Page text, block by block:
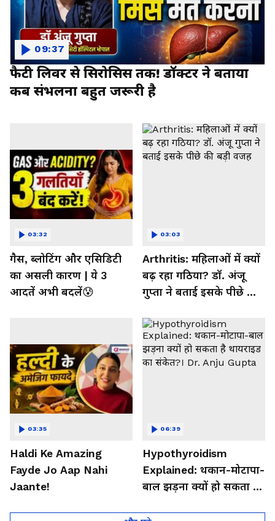
फैटी लिवर से सिरोसिस तक! डॉक्टर ने बताया
कब संभलना बहुत जरूरी है
09:37
गैस, ब्लोटिंग और एसिडिटी
का असली कारण | ये 3
आदतें अभी बदलें😰
03:32
Arthritis: महिलाओं में क्यों
बढ़ रहा गठिया? डॉ. अंजू
गुप्ता ने बताई इसके पीछे की
03:03
Haldi Ke Amazing
Fayde Jo Aap Nahi
Jaante!
03:35
Hypothyroidism
Explained: थकान-मोटापा-
बाल झड़ना क्यों हो सकता है
06:39